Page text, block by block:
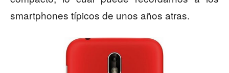
smartphones típicos de unos años atras.